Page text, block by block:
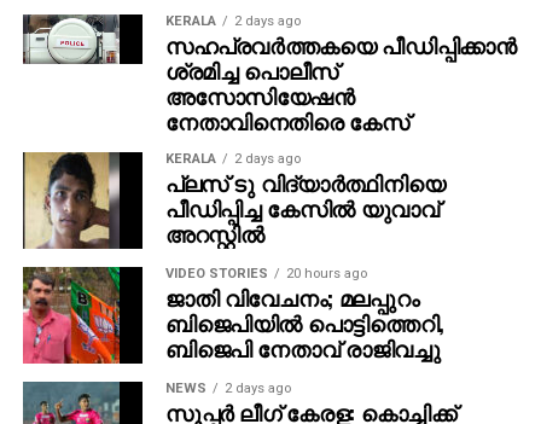
KERALA 2 days ago
സഹപ്രവര്‍ത്തകയെ പീഡിപ്പിക്കാന്‍
ശ്രമിച്ച പൊലീസ്
അസോസിയേഷന്‍
നേതാവിനെതിരെ കേസ്
KERALA 2 days ago
പ്ലസ് ടു വിദ്യാര്‍ത്ഥിനിയെ
പീഡിപ്പിച്ച കേസില്‍ യുവാവ്
അറസ്റ്റില്‍
VIDEO STORIES 20 hours ago
ജാതി വിവേചനം; മലപ്പുറം
ബിജെപിയില്‍ പൊട്ടിത്തെറി,
ബിജെപി നേതാവ് രാജിവച്ചു
NEWS 2 days ago
സൂപ്പര്‍ ലീഗ് കേരള: കൊച്ചിക്ക്